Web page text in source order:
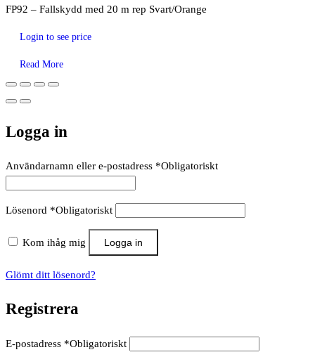
FP92 – Fallskydd med 20 m rep Svart/Orange
Login to see price
Read More
Logga in
Användarnamn eller e-postadress *Obligatoriskt
Lösenord *Obligatoriskt
Kom ihåg mig Logga in
Glömt ditt lösenord?
Registrera
E-postadress *Obligatoriskt